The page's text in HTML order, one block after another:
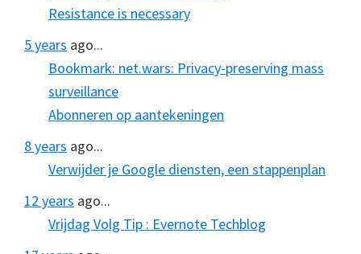
Resistance is necessary
5 years ago...
Bookmark: net.wars: Privacy-preserving mass
surveillance
Abonneren op aantekeningen
8 years ago...
Verwijder je Google diensten, een stappenplan
12 years ago...
Vrijdag Volg Tip : Evernote Techblog